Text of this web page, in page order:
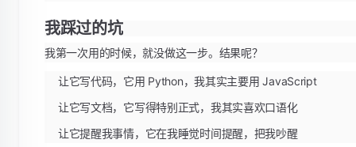
我踩过的坑
我第一次用的时候，就没做这一步。结果呢？
让它写代码，它用 Python，我其实主要用 JavaScript
让它写文档，它写得特别正式，我其实喜欢口语化
让它提醒我事情，它在我睡觉时间提醒，把我吵醒